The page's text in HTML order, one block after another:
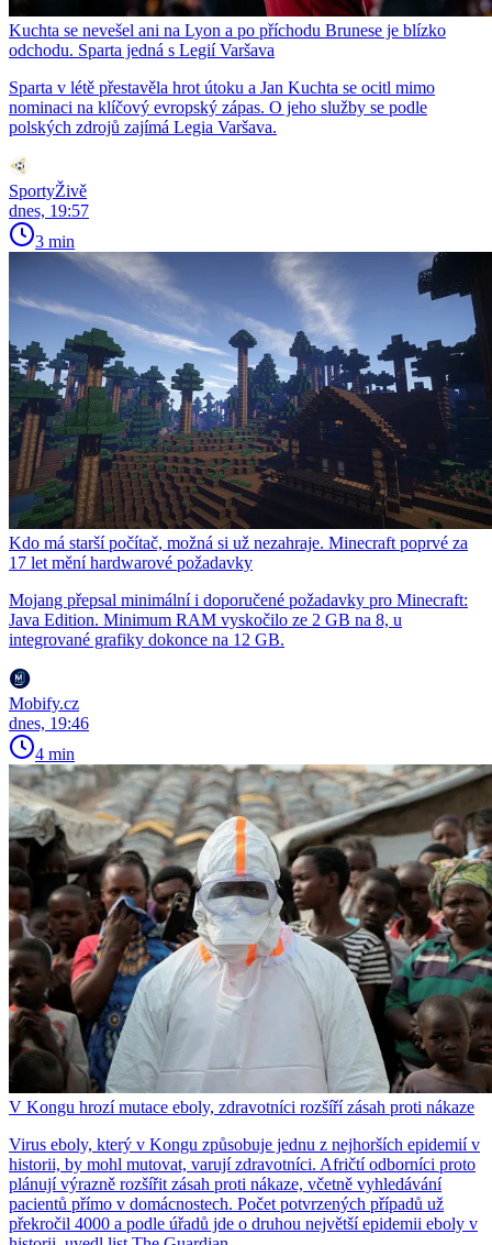
Kuchta se nevešel ani na Lyon a po příchodu Brunese je blízko
odchodu. Sparta jedná s Legií Varšava
Sparta v létě přestavěla hrot útoku a Jan Kuchta se ocitl mimo
nominaci na klíčový evropský zápas. O jeho služby se podle
polských zdrojů zajímá Legia Varšava.
SportyŽivě
dnes, 19:57
3 min
Kdo má starší počítač, možná si už nezahraje. Minecraft poprvé za
17 let mění hardwarové požadavky
Mojang přepsal minimální i doporučené požadavky pro Minecraft:
Java Edition. Minimum RAM vyskočilo ze 2 GB na 8, u
integrované grafiky dokonce na 12 GB.
Mobify.cz
dnes, 19:46
4 min
V Kongu hrozí mutace eboly, zdravotníci rozšíří zásah proti nákaze
Virus eboly, který v Kongu způsobuje jednu z nejhorších epidemií v
historii, by mohl mutovat, varují zdravotníci. Afričtí odborníci proto
plánují výrazně rozšířit zásah proti nákaze, včetně vyhledávání
pacientů přímo v domácnostech. Počet potvrzených případů už
překročil 4000 a podle úřadů jde o druhou největší epidemii eboly v